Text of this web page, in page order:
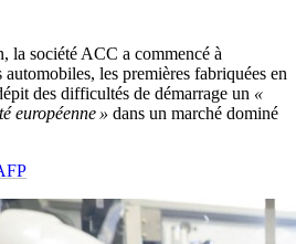
la société ACC a commencé à
les premières fabriquées en
des difficultés de démarrage un «
européenne » dans un marché dominé